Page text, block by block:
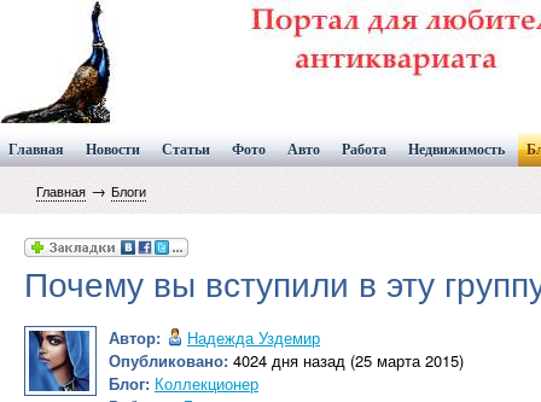
Главная Новости Статьи Фото Авто Работа Недвижимость
Главная → Блоги
Почему вы вступили в эту
Автор:
Надежда Уздемир
Опубликовано: 4024 дня назад (25 марта 2015)
Блог: Коллекционер